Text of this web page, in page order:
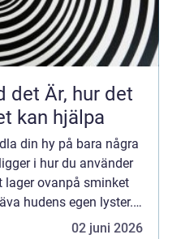
kan hjälpa
din hy på bara några
i hur du använder
ovanpå sminket
hudens egen lyster.
02 juni 2026